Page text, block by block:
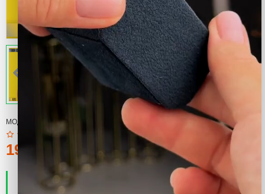
МОДЕЛЬ: T-SHIRT
190тмт.
ПРОИЗВОДИТЕЛЬ:
НАЛИЧИЕ:
ЕСТЬ В НАЛИЧИИ